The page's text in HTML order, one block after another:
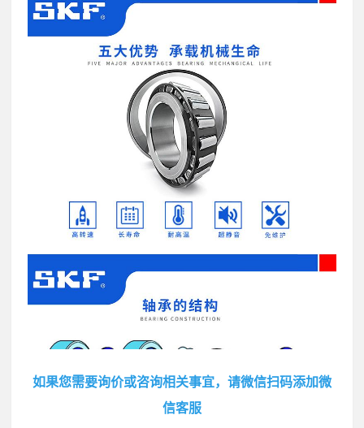
如果您需要询价或咨询相关事宜，请微信扫码添加微
信客服